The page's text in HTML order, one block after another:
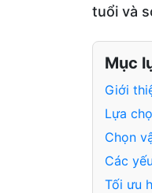
tuổi và
Mục
Giới
Lựa
Chọn
Các
Tối ưu